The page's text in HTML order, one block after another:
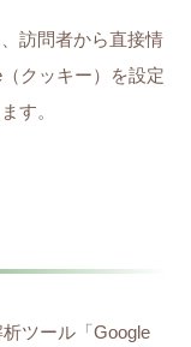
訪問者から直接情
クッキー）を設定
す。
ツール「Google